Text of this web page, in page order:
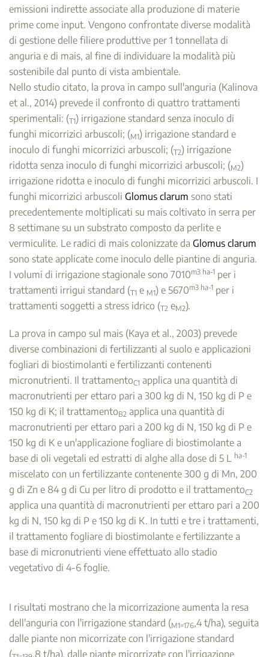
emissioni indirette associate alla produzione di materie
prime come input. Vengono confrontate diverse modalità
di gestione delle filiere produttive per 1 tonnellata di
anguria e di mais, al fine di individuare la modalità più
sostenibile dal punto di vista ambientale.
Nello studio citato, la prova in campo sull'anguria (Kalinova
et al., 2014) prevede il confronto di quattro trattamenti
sperimentali: (T1) irrigazione standard senza inoculo di
funghi micorrizici arbuscoli; (M1) irrigazione standard e
inoculo di funghi micorrizici arbuscoli; (T2) irrigazione
ridotta senza inoculo di funghi micorrizici arbuscoli; (M2)
irrigazione ridotta e inoculo di funghi micorrizici arbuscoli. I
funghi micorrizici arbuscoli Glomus clarum sono stati
precedentemente moltiplicati su mais coltivato in serra per
8 settimane su un substrato composto da perlite e
vermiculite. Le radici di mais colonizzate da Glomus clarum
sono state applicate come inoculo delle piantine di anguria.
I volumi di irrigazione stagionale sono 7010m3 ha-1 per i
trattamenti irrigui standard (T1 e M1) e 5670m3 ha-1 per i
trattamenti soggetti a stress idrico (T2 eM2).
La prova in campo sul mais (Kaya et al., 2003) prevede
diverse combinazioni di fertilizzanti al suolo e applicazioni
fogliari di biostimolanti e fertilizzanti contenenti
micronutrienti. Il trattamentoC1 applica una quantità di
macronutrienti per ettaro pari a 300 kg di N, 150 kg di P e
150 kg di K; il trattamentoB2 applica una quantità di
macronutrienti per ettaro pari a 200 kg di N, 150 kg di P e
150 kg di K e un'applicazione fogliare di biostimolante a
base di oli vegetali ed estratti di alghe alla dose di 5 L
ha-1
miscelato con un fertilizzante contenente 300 g di Mn, 200
g di Zn e 84 g di Cu per litro di prodotto e il trattamentoC2
applica una quantità di macronutrienti per ettaro pari a 200
kg di N, 150 kg di P e 150 kg di K. In tutti e tre i trattamenti,
il trattamento fogliare di biostimolante e fertilizzante a
base di micronutrienti viene effettuato allo stadio
vegetativo di 4-6 foglie.
I risultati mostrano che la micorrizazione aumenta la resa
dell'anguria con l'irrigazione standard (M1=176,4 t/ha), seguita
dalle piante non micorrizate con l'irrigazione standard
(
,8 t/ha), dalle piante micorrizate con l'irrigazione